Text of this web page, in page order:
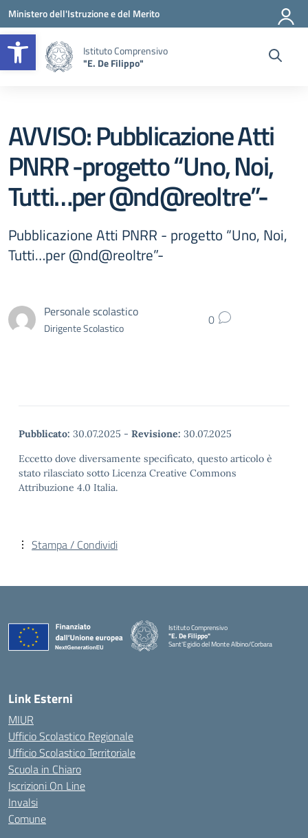
Apri la barra degli strumenti
Vai ai contenuti
Vai al menu di navigazione
Vai al footer
Ministero dell'Istruzione e del Merito
Istituto Comprensivo
"E. De Filippo"
AVVISO: Pubblicazione Atti
PNRR -progetto “Uno, Noi,
Tutti…per @nd@reoltre”-
Pubblicazione Atti PNRR - progetto “Uno, Noi,
Tutti…per @nd@reoltre”-
Personale scolastico
Dirigente Scolastico 0
Pubblicato: 30.07.2025 - Revisione: 30.07.2025
Eccetto dove diversamente specificato, questo articolo è
stato rilasciato sotto Licenza Creative Commons
Attribuzione 4.0 Italia.
Stampa / Condividi
Istituto Comprensivo
"E. De Filippo"
Sant'Egidio del Monte Albino/Corbara
Link Esterni
MIUR
Ufficio Scolastico Regionale
Ufficio Scolastico Territoriale
Scuola in Chiaro
Iscrizioni On Line
Invalsi
Comune